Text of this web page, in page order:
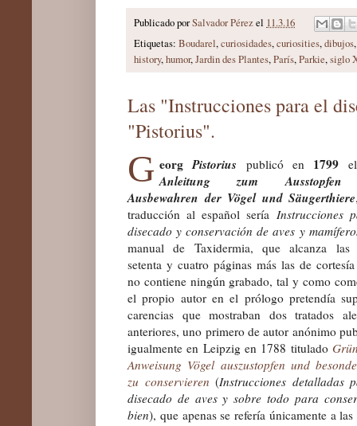
Publicado porSalvador Pérezel 11.3.16
Etiquetas: Boudarel,curiosidades,curiosities,dibujos
history,humor,Jardin des Plantes,París,Parkie,siglo
Las "Instrucciones para el
"Pistorius".
G eorgPistorius publicó en 1799
Anleitung zum
Ausbewahren der Vögel und Säugerthiere
traducción al español sería Instrucciones
disecado y conservación de aves y
manual de Taxidermia, que alcanza las
setenta y cuatro páginas más las de
no contiene ningún grabado, tal y como
el propio autor en el prólogo pretendía
carencias que mostraban dos tratados
anteriores, uno primero de autor anónimo
igualmente en Leipzig en 1788 titulado
Anweisung Vögel auszustopfen und
zu conservieren (Instrucciones detalladas
disecado de aves y sobre todo para
bien), que apenas serefería únicamente a las